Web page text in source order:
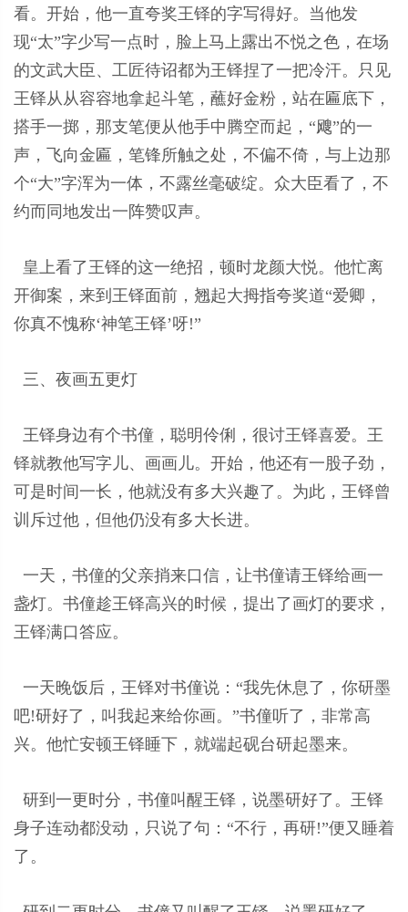
看。开始，他一直夸奖王铎的字写得好。当他发
现“太”字少写一点时，脸上马上露出不悦之色，在场
的文武大臣、工匠待诏都为王铎捏了一把冷汗。只见
王铎从从容容地拿起斗笔，蘸好金粉，站在匾底下，
搭手一掷，那支笔便从他手中腾空而起，“飕”的一
声，飞向金匾，笔锋所触之处，不偏不倚，与上边那
个“大”字浑为一体，不露丝毫破绽。众大臣看了，不
约而同地发出一阵赞叹声。
皇上看了王铎的这一绝招，顿时龙颜大悦。他忙离
开御案，来到王铎面前，翘起大拇指夸奖道“爱卿，
你真不愧称‘神笔王铎’呀!”
三、夜画五更灯
王铎身边有个书僮，聪明伶俐，很讨王铎喜爱。王
铎就教他写字儿、画画儿。开始，他还有一股子劲，
可是时间一长，他就没有多大兴趣了。为此，王铎曾
训斥过他，但他仍没有多大长进。
一天，书僮的父亲捎来口信，让书僮请王铎给画一
盏灯。书僮趁王铎高兴的时候，提出了画灯的要求，
王铎满口答应。
一天晚饭后，王铎对书僮说：“我先休息了，你研墨
吧!研好了，叫我起来给你画。”书僮听了，非常高
兴。他忙安顿王铎睡下，就端起砚台研起墨来。
研到一更时分，书僮叫醒王铎，说墨研好了。王铎
身子连动都没动，只说了句：“不行，再研!”便又睡着
了。